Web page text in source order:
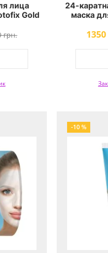
лица
Gold
грн.
24-
маска
Beauty
-10 %